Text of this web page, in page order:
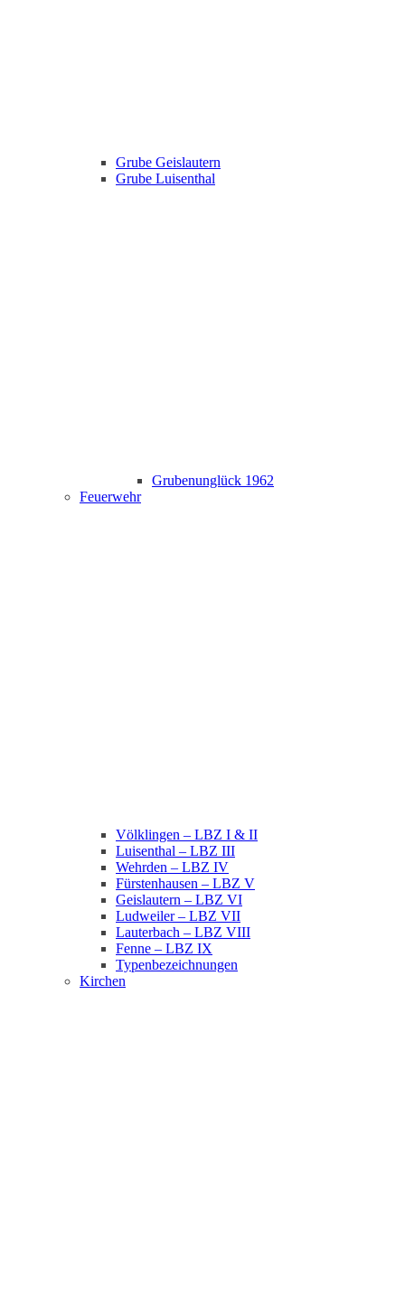
Grube Geislautern
Grube Luisenthal
Grubenunglück 1962
Feuerwehr
Völklingen – LBZ I & II
Luisenthal – LBZ III
Wehrden – LBZ IV
Fürstenhausen – LBZ V
Geislautern – LBZ VI
Ludweiler – LBZ VII
Lauterbach – LBZ VIII
Fenne – LBZ IX
Typenbezeichnungen
Kirchen